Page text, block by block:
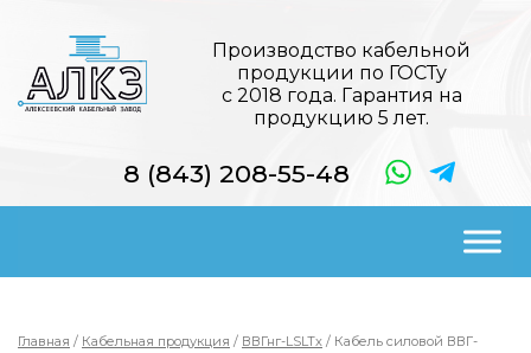
Производство кабельной
продукции по ГОСТу
с 2018 года. Гарантия на
продукцию 5 лет.
8 (843) 208-55-48
Главная / Кабельная продукция / ВВГнг-LSLTx / Кабель силовой ВВГ-